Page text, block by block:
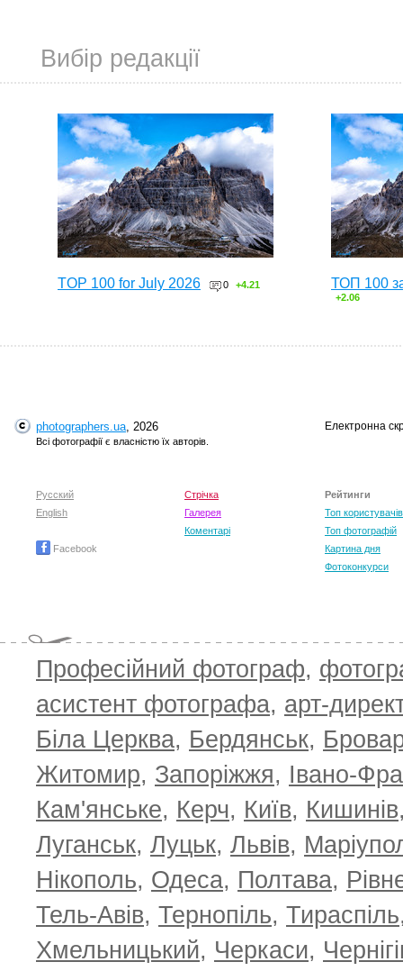
Вибір редакції
TOP 100 for July 2026 0 +4.21 ТОП 100
+2.06
TOP 100 for May 2026 0 +6.59 ТОП 100
+4.30
photographers.ua, 2026
Всі фотографії є власністю їх авторів.
Електронна
Русский
English
Facebook
Стрічка
Галерея
Коментарі
Рейтинги
Топ користувачів
Топ фотографій
Картина дня
Фотоконкурси
Професійний фотограф,
асистент фотографа, арт-
Біла Церква, Бердянськ,
Житомир, Запоріжжя, Івано-
Кам'янське, Керч, Київ, Кишинів
Луганськ, Луцьк, Львів,
Нікополь, Одеса, Полтава,
Тель-Авів, Тернопіль, Тираспіль
Хмельницький, Черкаси,